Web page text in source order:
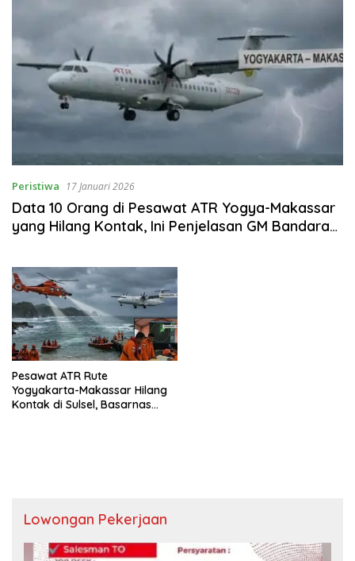
Peristiwa 17 Januari 2026
Data 10 Orang di Pesawat ATR Yogya-Makassar
yang Hilang Kontak, Ini Penjelasan GM Bandara
Pesawat ATR Rute
Yogyakarta-Makassar Hilang
Kontak di Sulsel, Basarnas
Lowongan Pekerjaan